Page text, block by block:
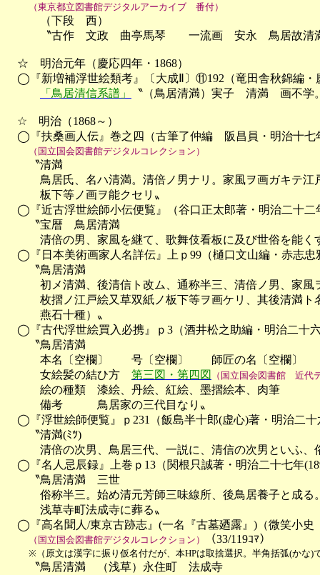
（東京都立図書館デジタルアーカイブ　番付）
（下段　西）
〝古作　文政　曲亭馬琴　　一流画　安永　鳥居故清
☆　明治元年（慶応四年・1868）
◯『新増補浮世絵類考』〔大成Ⅱ〕⑪192（竜田舎秋錦編・
「鳥居清信系譜」
〝（鳥居清満）実子　清満　画不
☆　明治（1868～）
◯『扶桑画人伝』巻之四（古筆了仲編　阪昌員・明治十七
（国立国会図書館デジタルコレクション）
〝清満
鳥居氏、名ハ清満。清倍ノ男ナリ。家風ヲ画ガキテ江
板下等ノ画ヲ能クセリ〟
◯『近古浮世絵師小伝便覧』（谷口正太郎著・明治二十二
〝宝暦　鳥居清満
清倍の男、家風を継て、歌舞伎看板に及び世俗を能く
◯『日本美術画家人名詳伝』上ｐ99（樋口文山編・赤志忠
〝鳥居清満
初メ清満、後清信ト改ム、通称半三、清倍ノ男、家風
枚摺ノ江戸絵又草双紙ノ板下等ヲ画ケリ、其後清満ト
燕石十種）〟
◯『古代浮世絵買入必携』ｐ3（酒井松之助編・明治二十
〝鳥居清満
本名〔空欄〕　　号〔空欄〕　　師匠の名〔空欄〕　
女絵髪の結ひ方 第三図・第四図 （国立国会図書館　近
絵の種類　漆絵、丹絵、紅絵、墨摺絵本、肉筆
備考　　　鳥居家の三代目なり〟
◯『浮世絵師便覧』ｐ231（飯島半十郎(虚心)著・明治二十
〝清満(ﾐﾂ)
清倍の次男、鳥居三代、一説に、清信の次男といふ、
◯『名人忌辰録』上巻ｐ13（関根只誠著・明治二十七年
〝鳥居清満　三世
俗称半三。始め清元芳師三味線所、後鳥居養子と成る
浅草寺町法成寺に葬る〟
◯『高名聞人/東京古跡志』(一名『古墓廼露』)（微笑小史
（国立国会図書館デジタルコレクション） （33/119ｺﾏ）
※（原文は漢字に振り仮名付だが、本HPは取捨選択。半角括弧(かな)
〝鳥居清満　（浅草）永住町　法成寺